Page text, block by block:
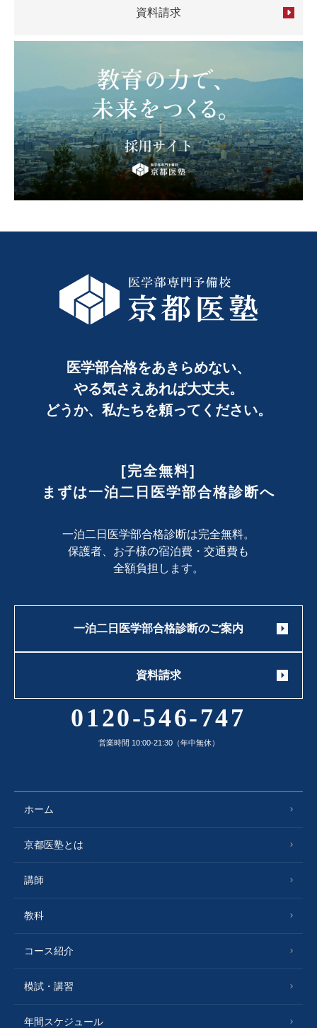
資料請求
医学部合格をあきらめない、
やる気さえあれば大丈夫。
どうか、私たちを頼ってください。
ホーム
京都医塾とは
講師
教科
コース紹介
模試・講習
年間スケジュール
[完全無料]
まずは一泊二日医学部合格診断へ
一泊二日医学部合格診断は完全無料。
保護者、お子様の宿泊費・交通費も
全額負担します。
一泊二日医学部合格診断のご案内
資料請求
0120-546-747
営業時間 10:00-21:30（年中無休）